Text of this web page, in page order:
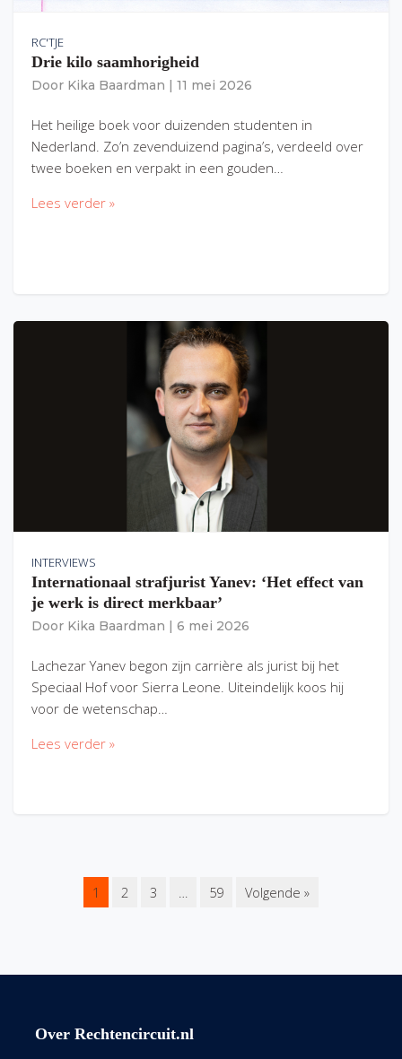
RC'TJE
Drie kilo saamhorigheid
Door Kika Baardman 11 mei 2026
Het heilige boek voor duizenden studenten in
Nederland. Zo’n zevenduizend pagina’s, verdeeld over
twee boeken en verpakt in een gouden…
Lees verder »
INTERVIEWS
Internationaal strafjurist Yanev: ‘Het effect van
je werk is direct merkbaar’
Door Kika Baardman 6 mei 2026
Lachezar Yanev begon zijn carrière als jurist bij het
Speciaal Hof voor Sierra Leone. Uiteindelijk koos hij
voor de wetenschap…
Lees verder »
1 2 3 … 59 Volgende »
Over Rechtencircuit.nl